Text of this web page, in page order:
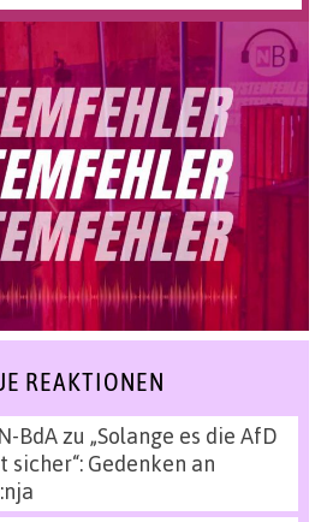
REAKTIONEN
BdAzu „Solange es die AfD
Gedenken an